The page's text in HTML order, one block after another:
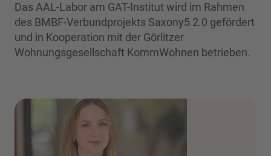
Das AAL-Labor am GAT-Institut wird im Rahmen
des BMBF-Verbundprojekts Saxony5 2.0 gefördert
und in Kooperation mit der Görlitzer
Wohnungsgesellschaft KommWohnen betrieben.